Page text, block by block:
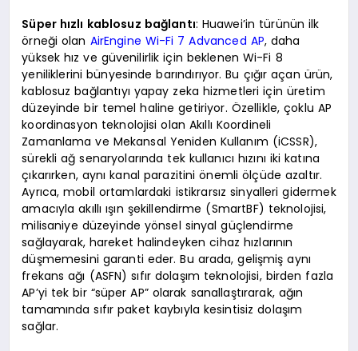
Süper hızlı kablosuz bağlantı: Huawei’in türünün ilk
örneği olan AirEngine Wi-Fi 7 Advanced AP, daha
yüksek hız ve güvenilirlik için beklenen Wi-Fi 8
yeniliklerini bünyesinde barındırıyor. Bu çığır açan ürün,
kablosuz bağlantıyı yapay zeka hizmetleri için üretim
düzeyinde bir temel haline getiriyor. Özellikle, çoklu AP
koordinasyon teknolojisi olan Akıllı Koordineli
Zamanlama ve Mekansal Yeniden Kullanım (iCSSR),
sürekli ağ senaryolarında tek kullanıcı hızını iki katına
çıkarırken, aynı kanal parazitini önemli ölçüde azaltır.
Ayrıca, mobil ortamlardaki istikrarsız sinyalleri gidermek
amacıyla akıllı ışın şekillendirme (SmartBF) teknolojisi,
milisaniye düzeyinde yönsel sinyal güçlendirme
sağlayarak, hareket halindeyken cihaz hızlarının
düşmemesini garanti eder. Bu arada, gelişmiş aynı
frekans ağı (ASFN) sıfır dolaşım teknolojisi, birden fazla
AP’yi tek bir “süper AP” olarak sanallaştırarak, ağın
tamamında sıfır paket kaybıyla kesintisiz dolaşım
sağlar.